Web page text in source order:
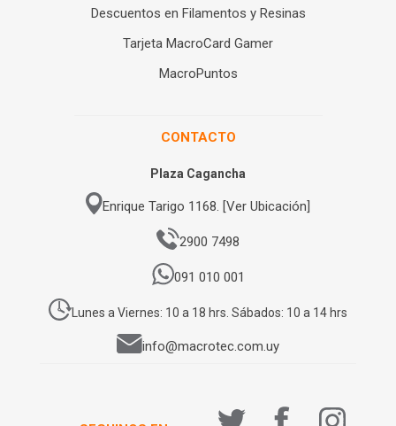
Descuentos en Filamentos y Resinas
Tarjeta MacroCard Gamer
MacroPuntos
CONTACTO
Plaza Cagancha
Enrique Tarigo 1168. [Ver Ubicación]
2900 7498
091 010 001
Lunes a Viernes: 10 a 18 hrs. Sábados: 10 a 14 hrs
info@macrotec.com.uy